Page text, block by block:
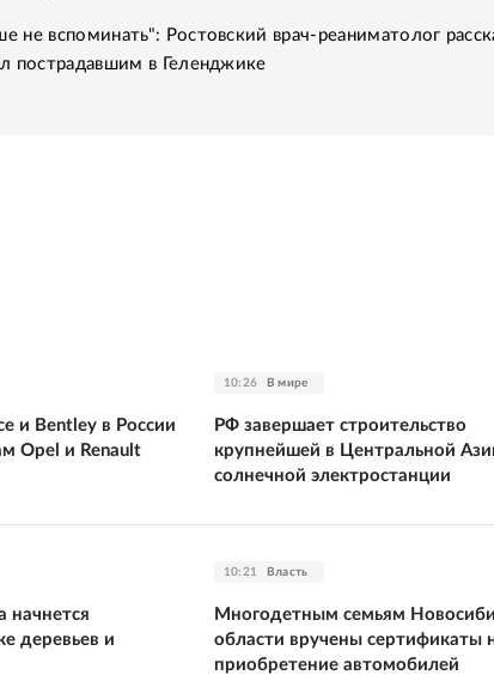
не вспоминать": Ростовский врач-реаниматолог
пострадавшим в Геленджике
и Bentley в России
Opel и Renault
10:26 В мире
РФ завершает строительство
крупнейшей в Центральной
солнечной электростанции
начнется
деревьев и
10:21 Власть
Многодетным семьям
области вручены сертификаты
приобретение автомобилей